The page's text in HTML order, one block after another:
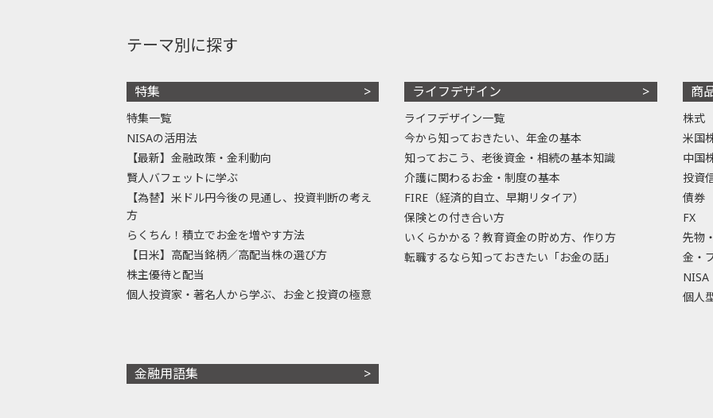
テーマ別に探す
特集
特集一覧
NISAの活用法
【最新】金融政策・金利動向
賢人バフェットに学ぶ
【為替】米ドル円今後の見通し、投資判断の考え
方
らくちん！積立でお金を増やす方法
【日米】高配当銘柄／高配当株の選び方
株主優待と配当
個人投資家・著名人から学ぶ、お金と投資の極意
ライフデザイン
ライフデザイン一覧
今から知っておきたい、年金の基本
知っておこう、老後資金・相続の基本知識
介護に関わるお金・制度の基本
FIRE（経済的自立、早期リタイア）
保険との付き合い方
いくらかかる？教育資金の貯め方、作り方
転職するなら知っておきたい「お金の話」
商
株式
米国
中国
投資
債券
FX
先物
金・
NISA
個人
金融用語集